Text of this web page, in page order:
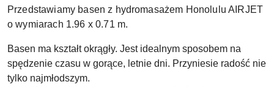
Przedstawiamy basen z hydromasażem Honolulu AIRJET
o wymiarach 1.96 x 0.71 m.
Basen ma kształt okrągły. Jest idealnym sposobem na
spędzenie czasu w gorące, letnie dni. Przyniesie radość nie
tylko najmłodszym.